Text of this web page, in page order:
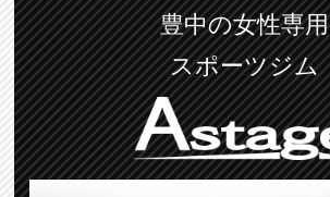
豊中の女性専用
スポーツジム